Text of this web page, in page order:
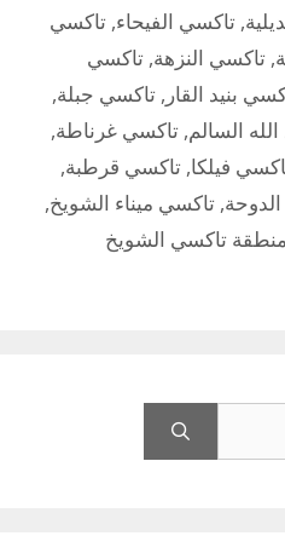
, تاكسي الفيحاء, تاكسي
, تاكسي النزهة, تاكسي
بنيد القار , تاكسي جبلة,
السالم, تاكسي غرناطة,
فيلكا, تاكسي قرطبة,
, تاكسي ميناء الشويخ,
منطقة تاكسي الشويخ